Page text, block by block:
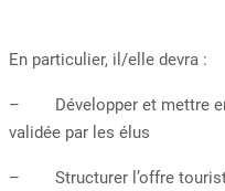
En particulier, il/elle devra :
– Développer et mettre
validée par les élus
– Structurer l’offre